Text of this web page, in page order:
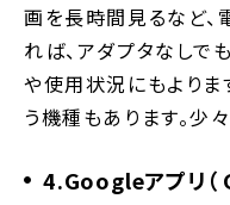
画を長時間見るなど
れば、アダプタなしで
や使用状況にもより
う機種もあります。少
4.Googleアプリ